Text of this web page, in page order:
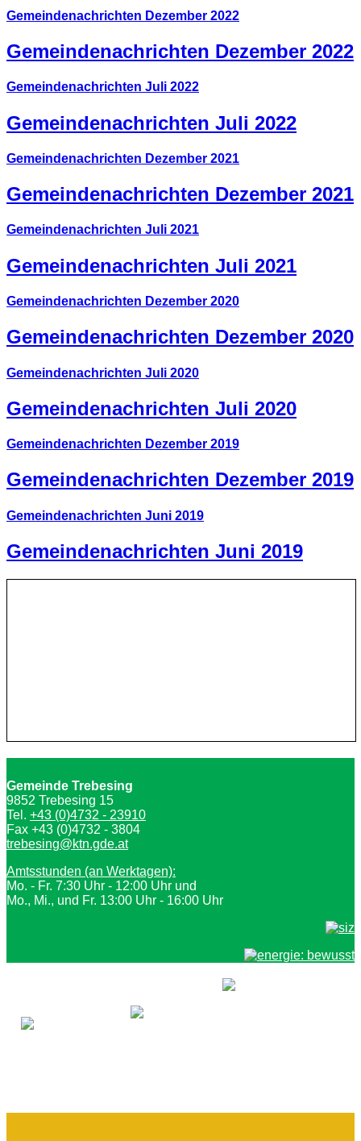
Gemeindenachrichten Dezember 2022
Gemeindenachrichten Dezember 2022
Gemeindenachrichten Juli 2022
Gemeindenachrichten Juli 2022
Gemeindenachrichten Dezember 2021
Gemeindenachrichten Dezember 2021
Gemeindenachrichten Juli 2021
Gemeindenachrichten Juli 2021
Gemeindenachrichten Dezember 2020
Gemeindenachrichten Dezember 2020
Gemeindenachrichten Juli 2020
Gemeindenachrichten Juli 2020
Gemeindenachrichten Dezember 2019
Gemeindenachrichten Dezember 2019
Gemeindenachrichten Juni 2019
Gemeindenachrichten Juni 2019
Gemeinde Trebesing
9852 Trebesing 15
Tel. +43 (0)4732 - 23910
Fax +43 (0)4732 - 3804
trebesing@ktn.gde.at
Amtsstunden (an Werktagen):
Mo. - Fr. 7:30 Uhr - 12:00 Uhr und
Mo., Mi., und Fr. 13:00 Uhr - 16:00 Uhr